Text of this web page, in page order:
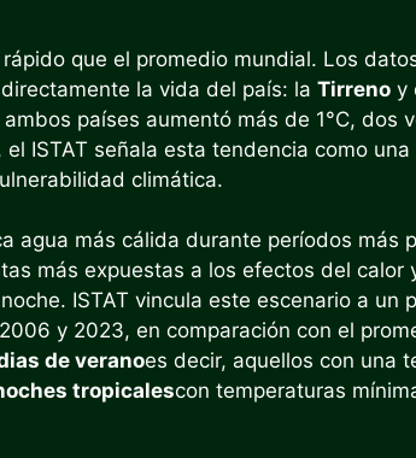
que el promedio mundial. Los
la vida del país: la Tirreno y
países aumentó más de 1°C, dos
ISTAT señala esta tendencia como
climática.
agua más cálida durante períodos más
más expuestas a los efectos del calor
ISTAT vincula este escenario a un
y 2023, en comparación con el
de veranoes decir, aquellos con una
tropicalescon temperaturas